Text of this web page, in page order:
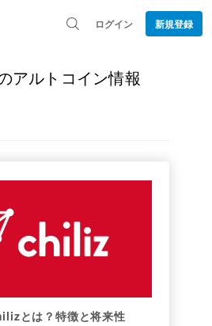
ログイン 新規登録
アルトコイン情報
とは？特徴と将来性